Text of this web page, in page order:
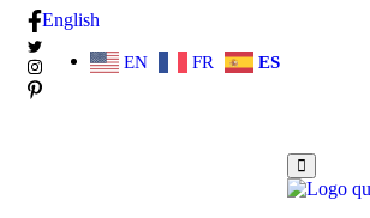
English
EN FR ES